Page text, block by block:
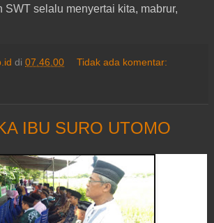
SWT selalu menyertai kita, mabrur,
di 07.46.00 Tidak ada komentar:
IBU SURO UTOMO